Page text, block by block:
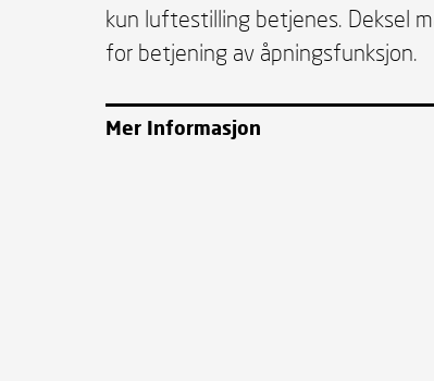
kun lufte­stilling betjene­s. Deksel
for betjening av åpnings­funksjon.
Mer Informasjon